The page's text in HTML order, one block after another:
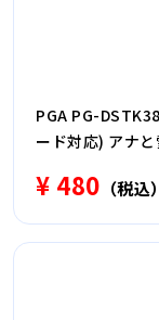
PGA PG-
ード対応) アナ
¥ 480 （税込）